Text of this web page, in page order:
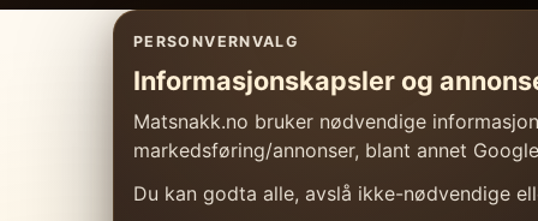
PERSONVERNVALG
Informasjonskapsler og
Matsnakk.no bruker nødvendige
markedsføring/annonser, blant annet
Du kan godta alle, avslå ikke-nødvendige